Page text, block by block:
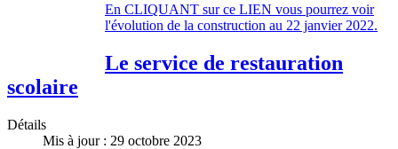
En CLIQUANT sur ce LIEN vous pourrez voir
l'évolution de la construction au 22 janvier 2022.
Le service de restauration
scolaire
Détails
Mis à jour : 29 octobre 2023